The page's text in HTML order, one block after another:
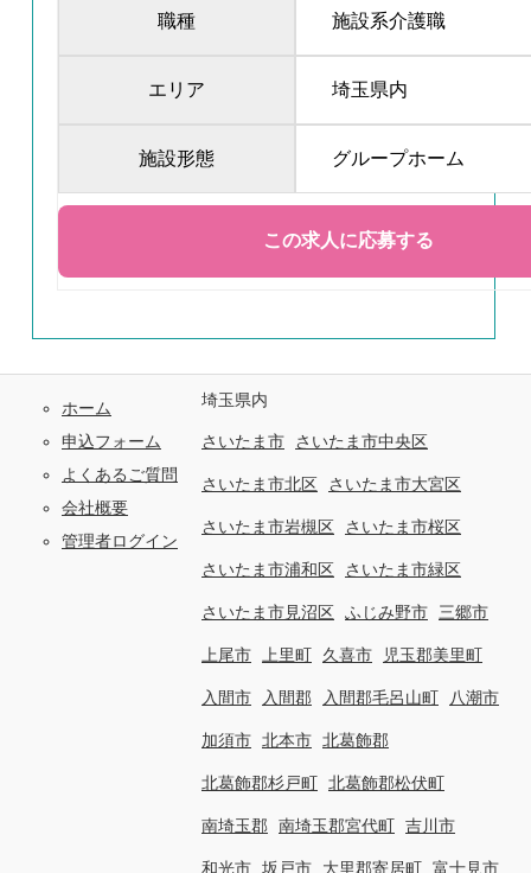
職種 施設系介護職
エリア 埼玉県内
施設形態 グループホーム
ホーム
申込フォーム
よくあるご質問
会社概要
管理者ログイン
埼玉県内
さいたま市 さいたま市中央区
さいたま市北区 さいたま市大宮区
さいたま市岩槻区 さいたま市桜区
さいたま市浦和区 さいたま市緑区
さいたま市見沼区 ふじみ野市 三郷市
上尾市 上里町 久喜市 児玉郡美里町
入間市 入間郡 入間郡毛呂山町 八潮市
加須市 北本市 北葛飾郡
北葛飾郡杉戸町 北葛飾郡松伏町
南埼玉郡 南埼玉郡宮代町 吉川市
和光市 坂戸市 大里郡寄居町 富士見市